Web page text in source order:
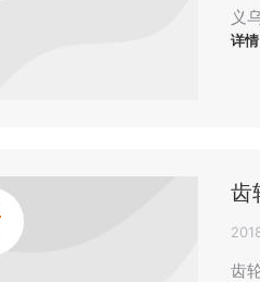
义
详情
齿
齿